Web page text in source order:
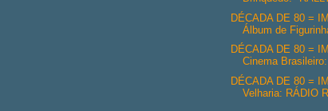
DÉCADA DE 80 =
Álbum de
DÉCADA DE 80 =
Cinema
DÉCADA DE 80 =
Velharia: RÁDIO